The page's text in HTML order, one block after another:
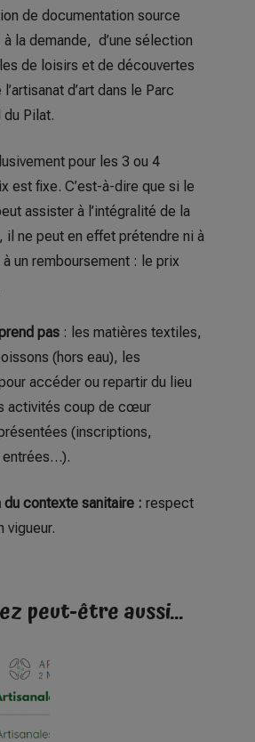
de documentation source
à la demande, d’une sélection
de loisirs et de découvertes
d’art dans le Parc
du Pilat.
pour les 3 ou 4
est fixe. C’est-à-dire que si le
assister à l’intégralité de la
il ne peut en effet prétendre ni à
un remboursement : le prix
pas : les matières textiles,
(hors eau), les
accéder ou repartir du lieu
activités coup de cœur
(inscriptions,
contexte sanitaire : respect
vigueur.
peut-être aussi…